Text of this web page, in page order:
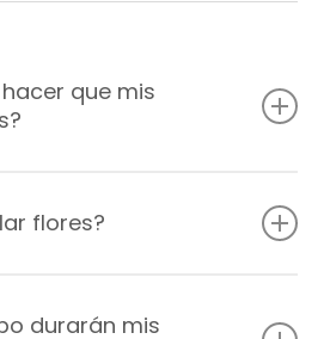
que mis
de aire. Cambia el agua del
y asegúrate de agregar nutrientes
flores?
hacia alguien. Las flores tienen
durarán mis